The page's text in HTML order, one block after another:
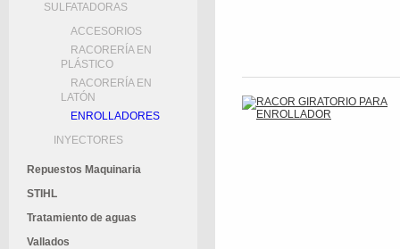
SULFATADORAS
ACCESORIOS
RACORERÍA EN
PLÁSTICO
RACORERÍA EN
LATÓN
ENROLLADORES
INYECTORES
Repuestos Maquinaria
STIHL
Tratamiento de aguas
Vallados